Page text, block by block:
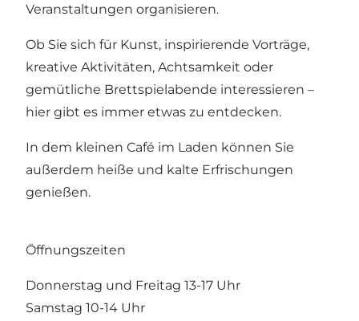
Veranstaltungen organisieren.
Ob Sie sich für Kunst, inspirierende Vorträge,
kreative Aktivitäten, Achtsamkeit oder
gemütliche Brettspielabende interessieren –
hier gibt es immer etwas zu entdecken.
In dem kleinen Café im Laden können Sie
außerdem heiße und kalte Erfrischungen
genießen.
Öffnungszeiten
Donnerstag und Freitag 13-17 Uhr
Samstag 10-14 Uhr